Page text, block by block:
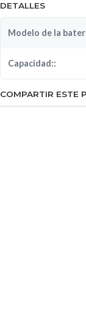
DETALLES
Modelo de la
Capacidad::
COMPARTIR ESTE